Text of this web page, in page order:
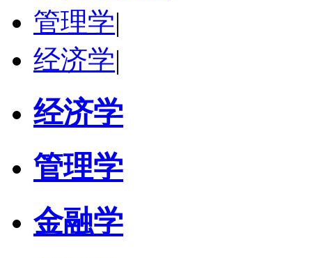
管理学|
经济学|
经济学
管理学
金融学